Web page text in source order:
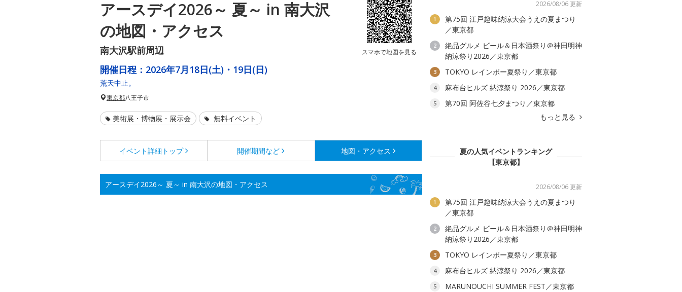
アースデイ2026～ 夏～ in 南大沢
の地図・アクセス
南大沢駅前周辺 スマホで地図を見る
開催日程： 2026年7月18日(土)・19日(日)
荒天中止。
東京都八王子市
美術展・博物展・展示会 無料イベント
イベント詳細 トップ 開催期間など 地図・アクセス
アースデイ2026～ 夏～ in 南大沢の地図・アクセス
2026/08/06 更新
1
第75回 江戸趣味納涼大会うえの夏まつり
／東京都
2
絶品グルメ ビール＆日本酒祭り＠神田明神
納涼祭り2026／東京都
3 TOKYO レインボー夏祭り／東京都
4 麻布台ヒルズ 納涼祭り 2026／東京都
5
第70回 阿佐谷七夕まつり／東京都
もっと見る
夏の人気イベントランキング
【東京都】
2026/08/06 更新
1
第75回 江戸趣味納涼大会うえの夏まつり
／東京都
2
絶品グルメ ビール＆日本酒祭り＠神田明神
納涼祭り2026／東京都
3 TOKYO レインボー夏祭り／東京都
4 麻布台ヒルズ 納涼祭り 2026／東京都
5
MARUNOUCHI SUMMER FEST／東京都